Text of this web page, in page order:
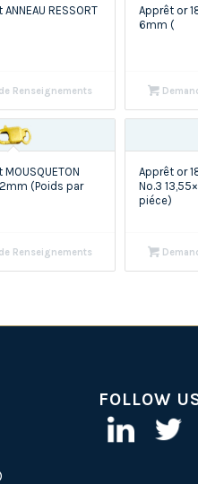
RESSORT
Renseignements
Apprêt or
6mm (
(Poids par
Renseignements
Apprêt or
No.3
piéce)
FOLLOW